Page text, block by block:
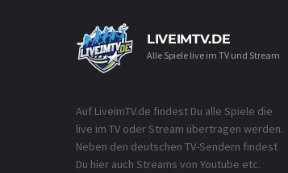
LIVEIMTV.DE
Alle Spiele live im TV und Stream
Auf LiveimTV.de findest Du alle Spiele die
live im TV oder Stream übertragen werden.
Neben den deutschen TV-Sendern findest
Du hier auch Streams von Youtube etc.